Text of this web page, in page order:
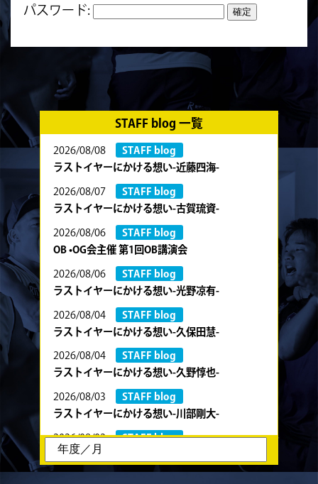
パスワード:
STAFF blog 一覧
2026/08/08
STAFF blog
ラストイヤーにかける想い-近藤四海-
2026/08/07
STAFF blog
ラストイヤーにかける想い-古賀琉資-
2026/08/06
STAFF blog
OB •OG会主催 第1回OB講演会
2026/08/06
STAFF blog
ラストイヤーにかける想い-光野凉有-
2026/08/04
STAFF blog
ラストイヤーにかける想い-久保田慧-
2026/08/04
STAFF blog
ラストイヤーにかける想い-久野惇也-
2026/08/03
STAFF blog
ラストイヤーにかける想い-川部剛大-
2026/08/02
STAFF blog
ラストイヤーにかける想い-川畑直央征-